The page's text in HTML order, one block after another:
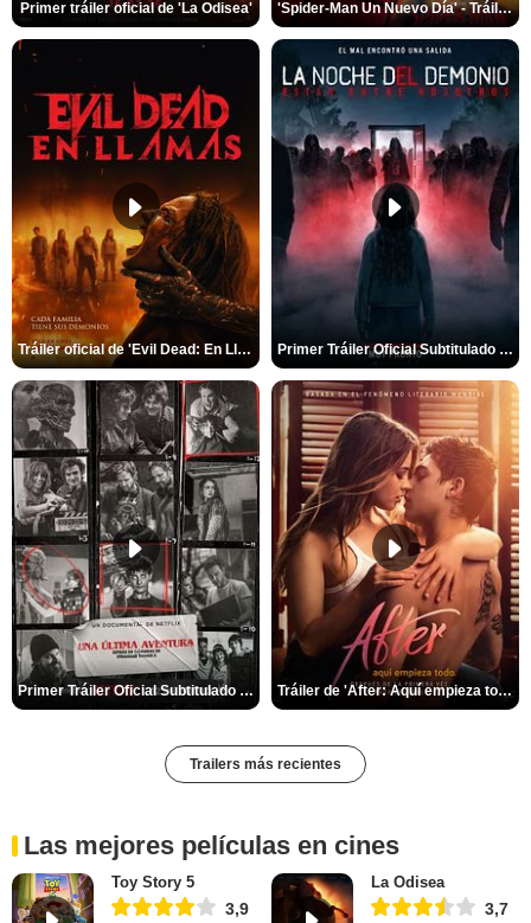
Primer tráiler oficial de 'La Odisea' 'Spider-Man Un Nuevo Día' - Tráiler oficial subtitulado
Tráiler oficial de 'Evil Dead: En Llamas' Primer Tráiler Oficial Subtitulado de 'La Noche Del Demonio: Están Entre Nosotros'
Primer Tráiler Oficial Subtitulado de 'Una última aventura: Detrás de cámaras de Stranger Things 5' Tráiler de 'After: Aquí empieza todo'
Trailers más recientes
Las mejores películas en cines
Toy Story 5
3,9
La Odisea
3,7